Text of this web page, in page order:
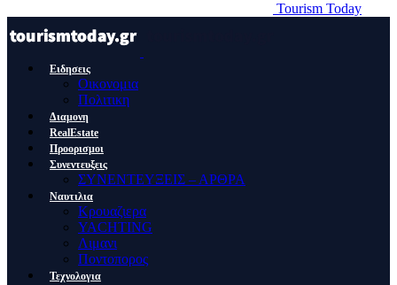
Tourism Today
Ειδησεις
Οικονομια
Πολιτικη
Διαμονη
RealEstate
Προορισμοι
Συνεντευξεις
ΣΥΝΕΝΤΕΥΞΕΙΣ – ΑΡΘΡΑ
Ναυτιλια
Κρουαζιερα
YACHTING
Λιμανι
Ποντοπορος
Τεχνολογια